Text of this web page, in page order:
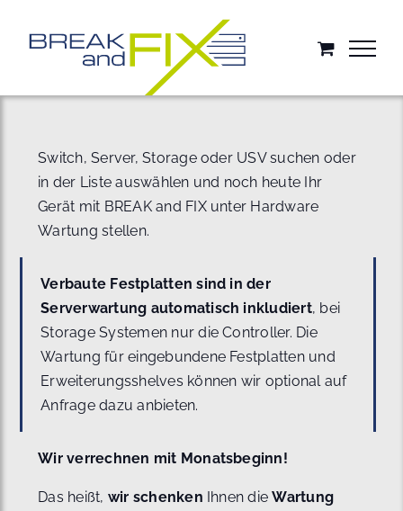
springen
Switch, Server, Storage oder USV suchen oder
in der Liste auswählen und noch heute Ihr
Gerät mit BREAK and FIX unter Hardware
Wartung stellen.
Verbaute Festplatten sind in der
Serverwartung automatisch inkludiert, bei
Storage Systemen nur die Controller. Die
Wartung für eingebundene Festplatten und
Erweiterungsshelves können wir optional auf
Anfrage dazu anbieten.
Wir verrechnen mit Monatsbeginn!
Das heißt, wir schenken Ihnen dieWartung